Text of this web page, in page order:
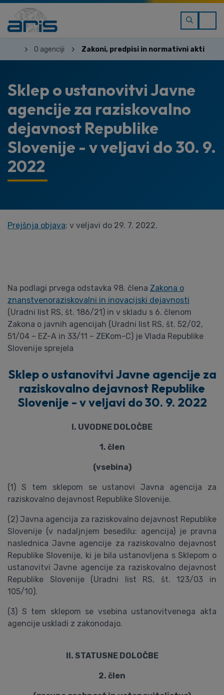
O agenciji Zakoni, predpisi in normativni akti
Sklep o ustanovitvi Javne
agencije za raziskovalno
dejavnost Republike
Slovenije - v veljavi do 30. 9.
2022
Prejšnja objava: v veljavi do 29. 7. 2022.
Na podlagi prvega odstavka 98. člena Zakona o
znanstvenoraziskovalni in inovacijski dejavnosti
(Uradni list RS, št. 186/21) in v skladu s 6. členom
Zakona o javnih agencijah (Uradni list RS, št. 52/02,
51/04 – EZ-A in 33/11 – ZEKom-C) je Vlada Republike
Slovenije sprejela
Sklep o ustanovitvi Javne agencije za
raziskovalno dejavnost Republike
Slovenije - v veljavi do 30. 9. 2022
I. UVODNE DOLOČBE
1. člen
(vsebina)
(1) S tem sklepom se ustanovi Javna agencija za
raziskovalno dejavnost Republike Slovenije.
(2) Javna agencija za raziskovalno dejavnost Republike
Slovenije (v nadaljnjem besedilu: agencija) je pravna
naslednica Javne agencije za raziskovalno dejavnost
Republike Slovenije, ki je bila ustanovljena s Sklepom o
ustanovitvi Javne agencije za raziskovalno dejavnost
Republike Slovenije (Uradni list RS, št. 123/03 in
105/10).
(3) S tem sklepom se vsebina ustanovitvenega akta
agencije uskladi z zakonodajo.
II. STATUSNE DOLOČBE
2. člen